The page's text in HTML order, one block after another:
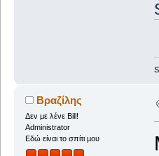
Βραζίλης
Δεν με λένε Bill!
Administrator
Εδώ είναι το σπίτι μου